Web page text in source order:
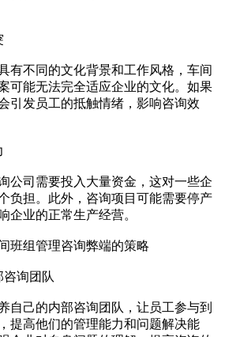
不同的文化背景和工作风格，车间
可能无法完全适应企业的文化。如果
引发员工的抵触情绪，影响咨询效
司需要投入大量资金，这对一些企
负担。此外，咨询项目可能需要停产
企业的正常生产经营。
组管理咨询弊端的策略
询团队
己的内部咨询团队，让员工参与到
提高他们的管理能力和问题解决能